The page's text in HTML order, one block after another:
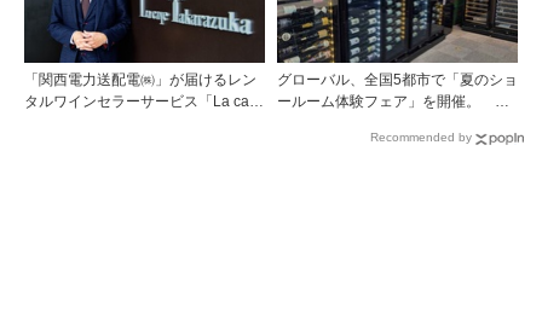
「関西電力送配電㈱」が届けるレン
タルワインセラーサービス「La cave
グローバル、全国5都市で「夏のショ
ールーム体験フェア」を開催。 ワ
Recommended by